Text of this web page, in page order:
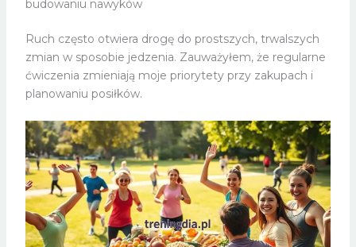
budowaniu nawyków
Ruch często otwiera drogę do prostszych, trwalszych
zmian w sposobie jedzenia. Zauważyłem, że regularne
ćwiczenia zmieniają moje priorytety przy zakupach i
planowaniu posiłków.